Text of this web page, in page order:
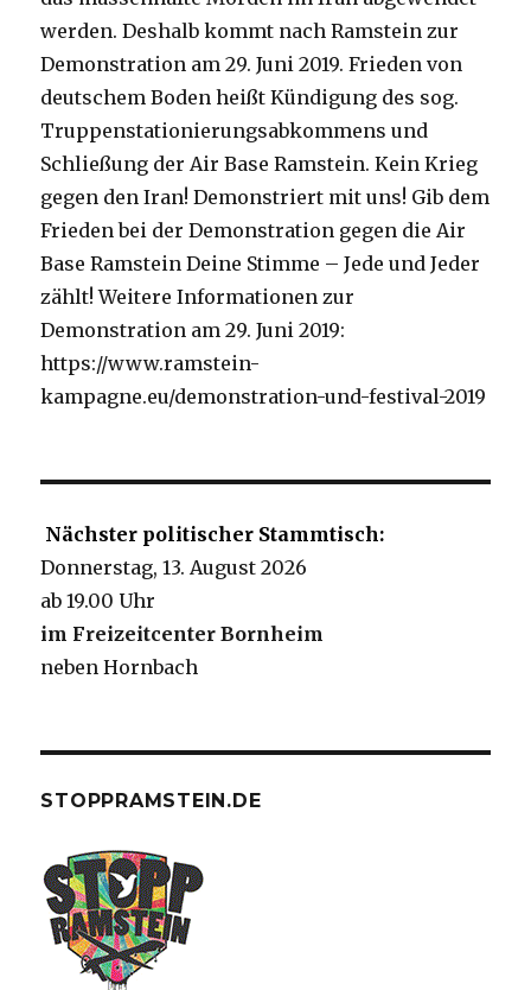
werden. Deshalb kommt nach Ramstein zur
Demonstration am 29. Juni 2019. Frieden von
deutschem Boden heißt Kündigung des sog.
Truppenstationierungsabkommens und
Schließung der Air Base Ramstein. Kein Krieg
gegen den Iran! Demonstriert mit uns! Gib dem
Frieden bei der Demonstration gegen die Air
Base Ramstein Deine Stimme – Jede und Jeder
zählt! Weitere Informationen zur
Demonstration am 29. Juni 2019:
https://www.ramstein-
kampagne.eu/demonstration-und-festival-2019
Nächster politischer Stammtisch:
Donnerstag, 13. August 2026
ab 19.00 Uhr
im Freizeitcenter Bornheim
neben Hornbach
STOPPRAMSTEIN.DE